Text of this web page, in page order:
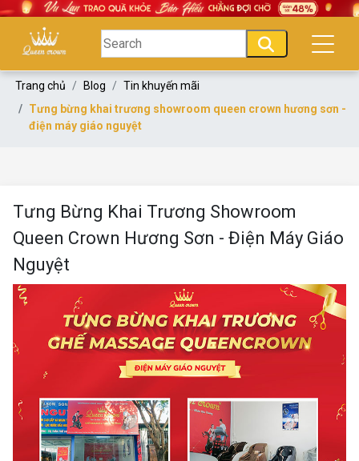
Trang chủ Blog
Tin khuyến mãi
Tưng bừng khai trương showroom queen crown hương sơn -
điện máy giáo nguyệt
Tưng Bừng Khai Trương Showroom
Queen Crown Hương Sơn - Điện Máy Giáo
Nguyệt